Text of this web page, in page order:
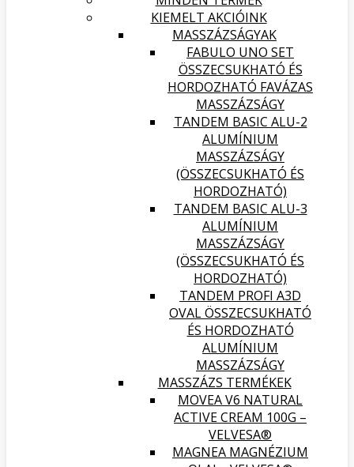
KIEMELT AKCIÓINK
MASSZÁZSÁGYAK
FABULO UNO SET
ÖSSZECSUKHATÓ ÉS
HORDOZHATÓ FAVÁZAS
MASSZÁZSÁGY
TANDEM BASIC ALU-2
ALUMÍNIUM
MASSZÁZSÁGY
(ÖSSZECSUKHATÓ ÉS
HORDOZHATÓ)
TANDEM BASIC ALU-3
ALUMÍNIUM
MASSZÁZSÁGY
(ÖSSZECSUKHATÓ ÉS
HORDOZHATÓ)
TANDEM PROFI A3D
OVAL ÖSSZECSUKHATÓ
ÉS HORDOZHATÓ
ALUMÍNIUM
MASSZÁZSÁGY
MASSZÁZS TERMÉKEK
MOVEA V6 NATURAL
ACTIVE CREAM 100G –
VELVESA®
MAGNEA MAGNÉZIUM